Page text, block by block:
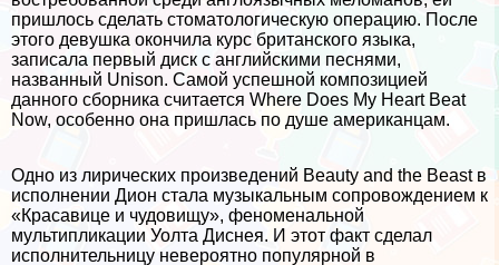
пришлось сделать стоматологическую операцию. После
этого дeвyшка окончила курс британского языка,
записала первый диск с английскими песнями,
названный Unison. Самой успешной композицией
данного сборника считается Where Does My Heart Beat
Now, особенно она пришлась по душе американцам.
Одно из лирических произведений Beauty and the Beast в
исполнении Дион стала музыкальным сопровождением к
«Красавице и чудовищу», феноменальной
мультипликации Уолта Диснея. И этот факт сделал
исполнительницу невероятно популярной в